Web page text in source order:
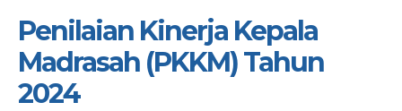
Penilaian Kinerja Kepala
Madrasah (PKKM) Tahun
2024